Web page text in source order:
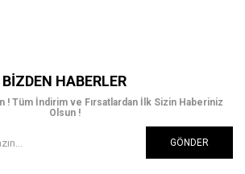
BIZDEN HABERLER
! Tüm İndirim ve Fırsatlardan İlk Sizin Haberiniz
Olsun !
GÖNDER